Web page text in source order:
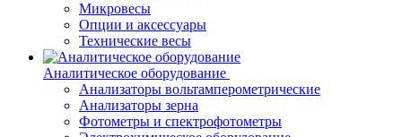
Микровесы
Опции и аксессуары
Технические весы
Аналитическое оборудование
Анализаторы вольтамперометрические
Анализаторы зерна
Фотометры и спектрофотометры